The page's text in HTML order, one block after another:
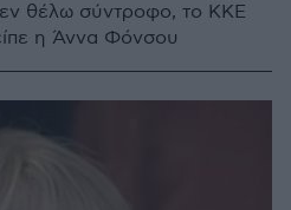
θέλω σύντροφο, το ΚΚΕ
η Άννα Φόνσου